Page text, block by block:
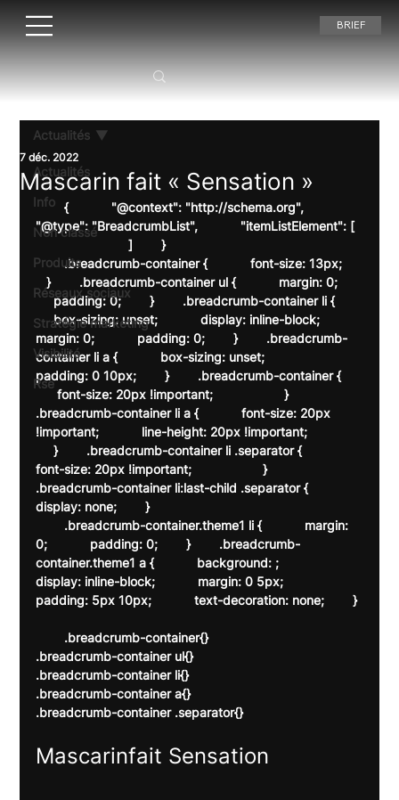
BRIEF
Actualités
Info
Non classé
Produits
Réseaux sociaux
Stratégie marketing
Visibilité
Rse
Actualités
Mascarin fait « Sensation »
7 déc. 2022
        {            "@context": "http://schema.org",
"@type": "BreadcrumbList",            "itemListElement": [
                          ]        }
        .breadcrumb-container {            font-size: 13px;
   }        .breadcrumb-container ul {            margin: 0;
     padding: 0;        }        .breadcrumb-container li {
     box-sizing: unset;            display: inline-block;
margin: 0;            padding: 0;        }        .breadcrumb-
container li a {            box-sizing: unset;
padding: 0 10px;        }        .breadcrumb-container {
      font-size: 20px !important;                    }
.breadcrumb-container li a {            font-size: 20px
!important;            line-height: 20px !important;
     }        .breadcrumb-container li .separator {
font-size: 20px !important;                    }
.breadcrumb-container li:last-child .separator {
display: none;        }
0;            padding: 0;        }        .breadcrumb-
container.theme1 a {            background: ;
display: inline-block;            margin: 0 5px;
padding: 5px 10px;            text-decoration: none;        }
.breadcrumb-container ul{}
.breadcrumb-container li{}
.breadcrumb-container a{}
.breadcrumb-container .separator{}
Mascarinfait Sensation